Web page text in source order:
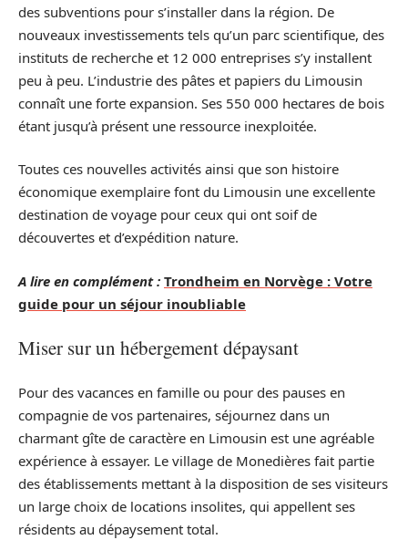
des subventions pour s’installer dans la région. De
nouveaux investissements tels qu’un parc scientifique, des
instituts de recherche et 12 000 entreprises s’y installent
peu à peu. L’industrie des pâtes et papiers du Limousin
connaît une forte expansion. Ses 550 000 hectares de bois
étant jusqu’à présent une ressource inexploitée.
Toutes ces nouvelles activités ainsi que son histoire
économique exemplaire font du Limousin une excellente
destination de voyage pour ceux qui ont soif de
découvertes et d’expédition nature.
A lire en complément : Trondheim en Norvège : Votre
guide pour un séjour inoubliable
Miser sur un hébergement dépaysant
Pour des vacances en famille ou pour des pauses en
compagnie de vos partenaires, séjournez dans un
charmant gîte de caractère en Limousin est une agréable
expérience à essayer. Le village de Monedières fait partie
des établissements mettant à la disposition de ses visiteurs
un large choix de locations insolites, qui appellent ses
résidents au dépaysement total.